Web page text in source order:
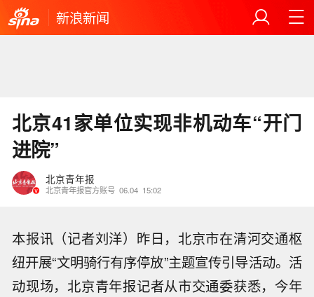
新浪新闻
北京41家单位实现非机动车“开门
进院”
北京青年报
北京青年报官方账号 06.04 15:02
本报讯（记者刘洋）昨日，北京市在清河交通枢
纽开展“文明骑行有序停放”主题宣传引导活动。活
动现场，北京青年报记者从市交通委获悉，今年